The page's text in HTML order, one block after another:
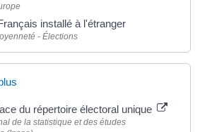
installé à l'étranger
- Élections
du répertoire électoral unique
de la statistique et des études